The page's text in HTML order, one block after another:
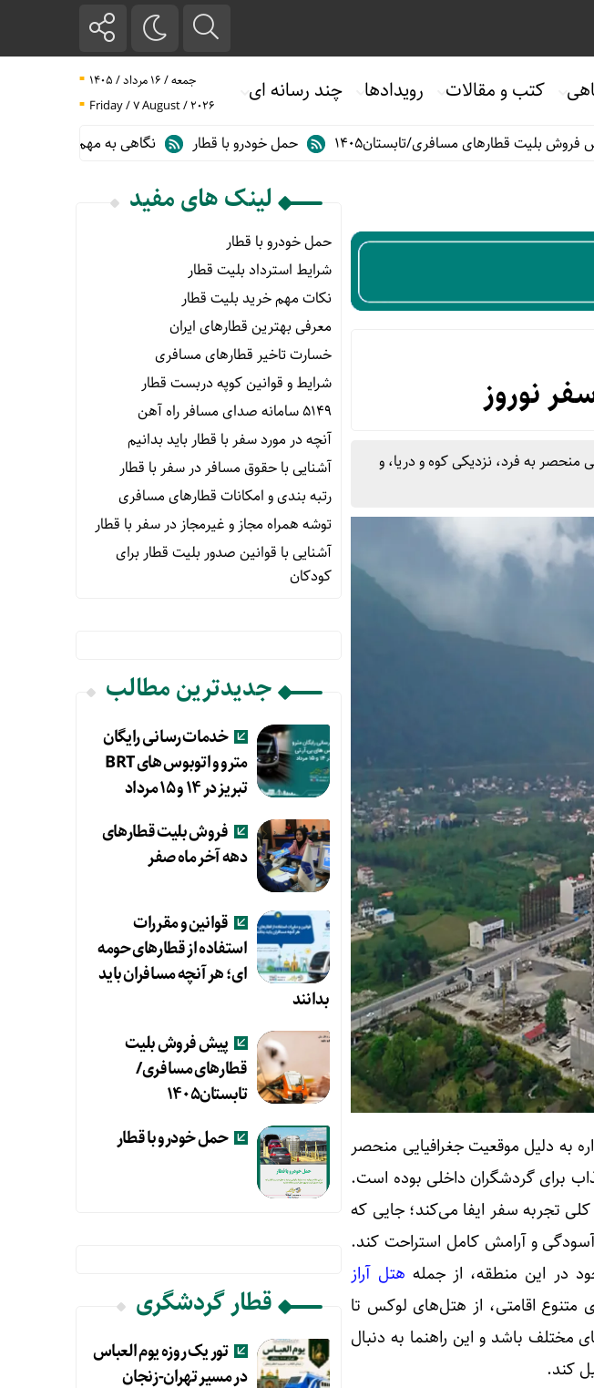
کتب و مقالات رویدادها چند رسانه ای
جمعه / ۱۶ مرداد / ۱۴۰۵
Friday / 7 August / 2026
مسافری/تابستان۱۴۰۵ حمل خودرو با قطار
نگاهی به مهم ترین آمارهای حمل و نقل ریلی در
نوروز
منحصر به فرد، نزدیکی کوه و دریا، و
به دلیل موقعیت جغرافیایی منحصر
برای گردشگران داخلی بوده است.
تجربه سفر ایفا می‌کند؛ جایی که
و آرامش کامل استراحت کند.
در این منطقه، از جمله هتل آراز
متنوع اقامتی، از هتل‌های لوکس تا
مختلف باشد و این راهنما به دنبال
کند.
لینک های مفید
حمل خودرو با قطار
شرایط استرداد بلیت قطار
نکات مهم خرید بلیت قطار
معرفی بهترین قطارهای ایران
خسارت تاخیر قطارهای مسافری
شرایط و قوانین کوپه دربست قطار
۵۱۴۹ سامانه صدای مسافر راه آهن
آنچه در مورد سفر با قطار باید بدانیم
آشنایی با حقوق مسافر در سفر با قطار
رتبه بندی و امکانات قطارهای مسافری
توشه همراه مجاز و غیرمجاز در سفر با قطار
آشنایی با قوانین صدور بلیت قطار برای
کودکان
جدیدترین مطالب
خدمات رسانی رایگان
مترو و اتوبوس های BRT
تبریز در ۱۴ و ۱۵ مرداد
فروش بلیت قطارهای
دهه آخر ماه صفر
قوانین و مقررات
استفاده از قطارهای حومه
ای؛ هر آنچه مسافران باید
بدانند
پیش فروش بلیت
قطارهای مسافری/
تابستان۱۴۰۵
حمل خودرو با قطار
قطار گردشگری
تور یک روزه یوم العباس
در مسیر تهران-زنجان